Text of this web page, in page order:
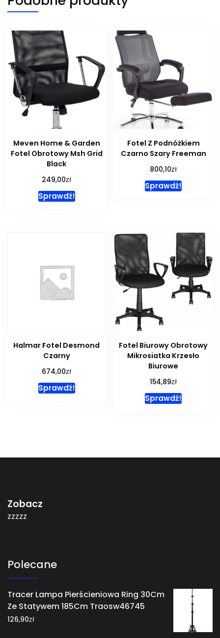
Meven Home & Garden
Fotel Obrotowy Msh Grid
Black
249,00zł
Sprawdź!
Fotel Z Podnóżkiem
Czarno Szary Freeman
800,10zł
Sprawdź!
Halmar Fotel Desmond
Czarny
674,00zł
Sprawdź!
Fotel Biurowy Obrotowy
Mikrosiatka Krzesło
Biurowe
154,89zł
Sprawdź!
Zobacz
zzzzz
Polecane
Tracer Lampa Pierścieniowa Ring 30Cm
Ze Statywem 185Cm Traosw46745
126,90zł